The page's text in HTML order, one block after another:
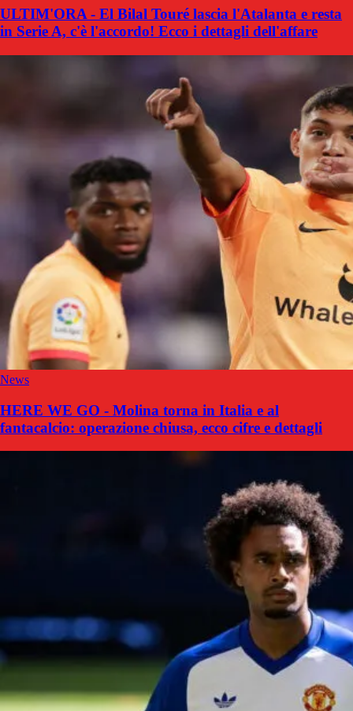
ULTIM'ORA - El Bilal Touré lascia l'Atalanta e resta
in Serie A, c'è l'accordo! Ecco i dettagli dell'affare
News
HERE WE GO - Molina torna in Italia e al
fantacalcio: operazione chiusa, ecco cifre e dettagli